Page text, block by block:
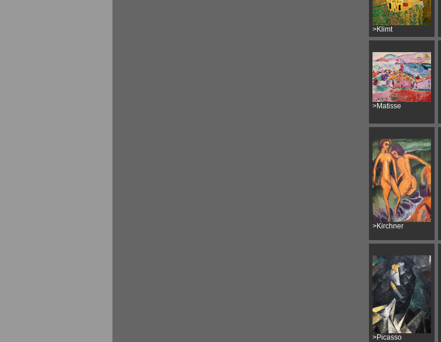
>Klimt
>Matisse
>Kirchner
>Picasso